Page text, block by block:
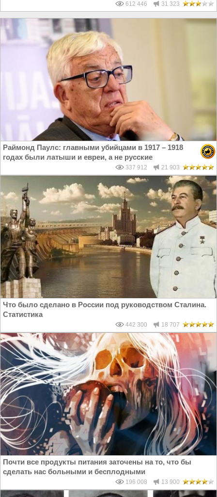
612 446 31 323
Раймонд Паулс: главными убийцами в 1917 – 1918
годах были латыши и евреи, а не русские
337 912 21 903
Что было сделано в России под руководством Сталина.
Статистика
442 300 18 707
Почти все продукты питания заточены на то, что бы
сделать нас больными и бесплодными
196 008 13 900